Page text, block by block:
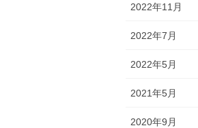
2022年11月
2022年7月
2022年5月
2021年5月
2020年9月